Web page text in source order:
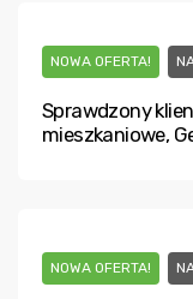
NOWA OFERTA!
Sprawdzony
mieszkaniowe,
NOWA OFERTA!